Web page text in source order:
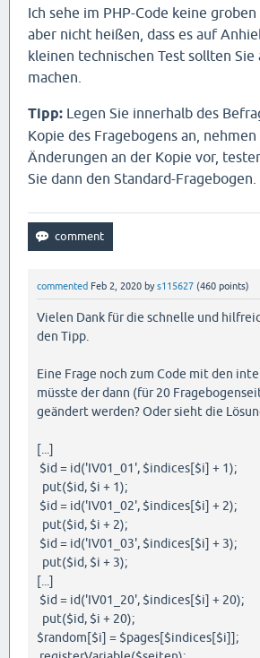
Ich sehe im PHP-Code keine groben
aber nicht heißen, dass es auf
kleinen technischen Test sollten Sie
machen.
Tipp: Legen Sie innerhalb des
Kopie des Fragebogens an, nehmen
Änderungen an der Kopie vor,
Sie dann den Standard-Fragebogen.
commented Feb 2, 2020 bys115627 (460 points)
Vielen Dank für die schnelle und
den Tipp.
Eine Frage noch zum Code mit den
müsste der dann (für 20
geändert werden? Oder sieht die
[...]
$id = id('IV01_01', $indices[$i] + 1);
put($id, $i + 1);
$id = id('IV01_02', $indices[$i] + 2);
put($id, $i + 2);
$id = id('IV01_03', $indices[$i] + 3);
put($id, $i + 3);
[...]
$id = id('IV01_20', $indices[$i] + 20);
put($id, $i + 20);
$random[$i] = $pages[$indices[$i]];